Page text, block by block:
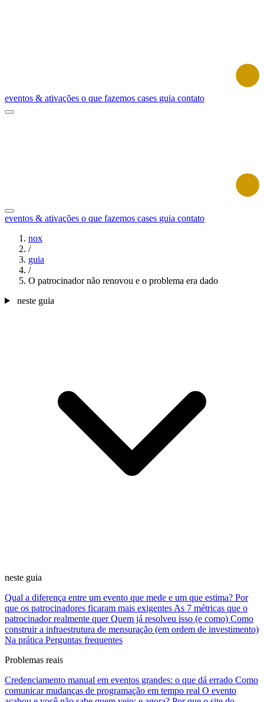
eventos & ativações o que fazemos cases guia contato
eventos & ativações o que fazemos cases guia contato
nox
/
guia
/
O patrocinador não renovou e o problema era dado
neste guia
neste guia
Qual a diferença entre um evento que mede e um que estima? Por
que os patrocinadores ficaram mais exigentes As 7 métricas que o
patrocinador realmente querQuem já resolveu isso (e como) Como
construir a infraestrutura de mensuração (em ordem de investimento)
Na prática Perguntas frequentes
Problemas reais
Credenciamento manual em eventos grandes: o que dá errado Como
comunicar mudanças de programação em tempo real O evento